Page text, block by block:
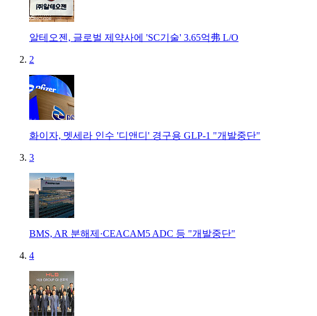
알테오젠, 글로벌 제약사에 'SC기술' 3.65억弗 L/O
2
화이자, 멧세라 인수 '디앤디' 경구용 GLP-1 "개발중단"
3
BMS, AR 분해제·CEACAM5 ADC 등 "개발중단"
4